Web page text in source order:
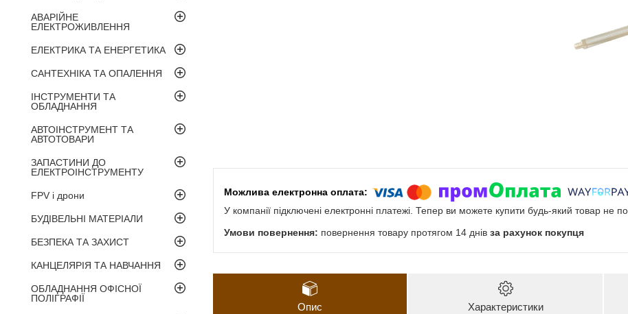
АВАРІЙНЕ
ЕЛЕКТРОЖИВЛЕННЯ
ЕЛЕКТРИКА ТА ЕНЕРГЕТИКА
САНТЕХНІКА ТА ОПАЛЕННЯ
ІНСТРУМЕНТИ ТА
ОБЛАДНАННЯ
АВТОІНСТРУМЕНТ ТА
АВТОТОВАРИ
ЗАПАСТИНИ ДО
ЕЛЕКТРОІНСТРУМЕНТУ
FPV і дрони
БУДІВЕЛЬНІ МАТЕРІАЛИ
БЕЗПЕКА ТА ЗАХИСТ
КАНЦЕЛЯРІЯ ТА НАВЧАННЯ
ОБЛАДНАННЯ ОФІСНОЇ
ПОЛІГРАФІЇ
У компанії підключені електронні платежі. Тепер ви можете купити будь-який товар не
повернення товару протягом 14 днів за рахунок покупця
Опис Характеристики